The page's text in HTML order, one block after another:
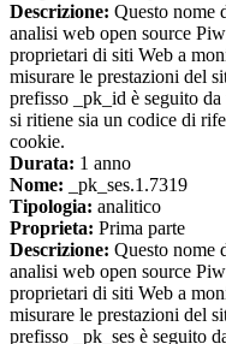
Descrizione: Questo nome
analisi web open source
proprietari di siti Web a
misurare le prestazioni del
prefisso _pk_id è seguito
si ritiene sia un codice di
cookie.
Durata: 1 anno
Nome: _pk_ses.1.7319
Tipologia: analitico
Proprieta: Prima parte
Descrizione: Questo nome
analisi web open source
proprietari di siti Web a
misurare le prestazioni del
prefisso _pk_ses è seguito